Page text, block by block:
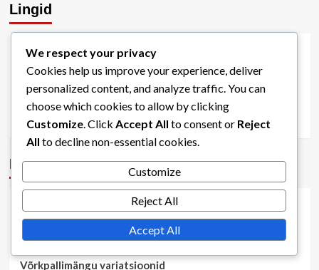
Lingid
Teave
Võta meiega ühendust
Kategooriad
Ametlikud võrkpallireeglid
Võrkpalli skoorimissüsteemid
Võrkpallimängu variatsioonid
We respect your privacy
Cookies help us improve your experience, deliver
personalized content, and analyze traffic. You can
choose which cookies to allow by clicking
Customize . Click Accept All to consent or Reject
All to decline non-essential cookies.
Customize
Reject All
Accept All